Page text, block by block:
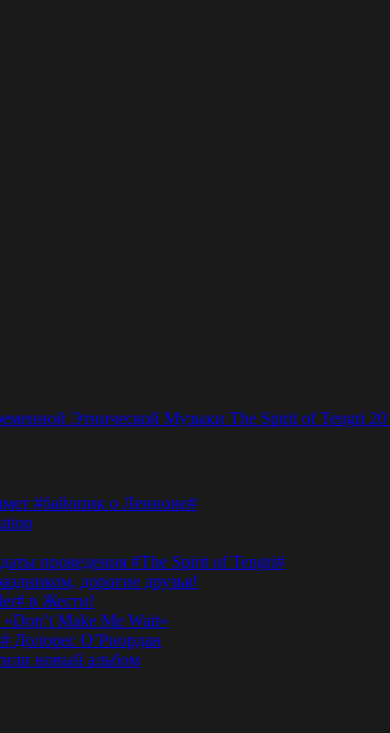
Этнической Музыки The Spirit of Tengri
#байопик о Ленноне#
проведения #The Spirit of Tengri#
дорогие друзья!
в Жести!
Make Me Wait»
Долорес O’Риордан
новый альбом